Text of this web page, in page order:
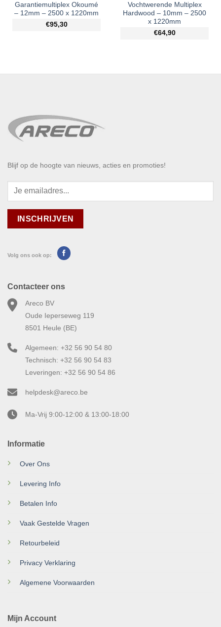
Garantiemultiplex Okoumé
– 12mm – 2500 x 1220mm
€95,30
Vochtwerende Multiplex
Hardwood – 10mm – 2500
x 1220mm
€64,90
Blijf op de hoogte van nieuws, acties en promoties!
Volg ons ook op:
Informatie
Over Ons
Levering Info
Betalen Info
Vaak Gestelde Vragen
Retourbeleid
Privacy Verklaring
Algemene Voorwaarden
Mijn Account
Contacteer ons
Areco BV
Oude Ieperseweg 119
8501 Heule (BE)
Algemeen: +32 56 90 54 80
Technisch: +32 56 90 54 83
Leveringen: +32 56 90 54 86
helpdesk@areco.be
Ma-Vrij 9:00-12:00 & 13:00-18:00